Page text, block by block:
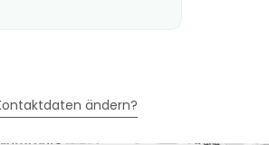
ändern?